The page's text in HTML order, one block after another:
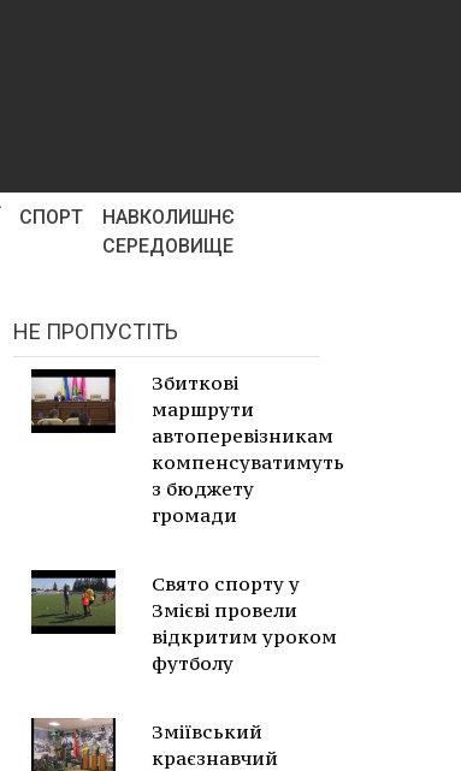
СПОРТ
НАВКОЛИШНЄ
СЕРЕДОВИЩЕ
НЕ ПРОПУСТІТЬ
Збиткові
маршрути
автоперевізникам
компенсуватимуть
з бюджету
громади
Свято спорту у
Змієві провели
відкритим уроком
футболу
Зміївський
краєзнавчий